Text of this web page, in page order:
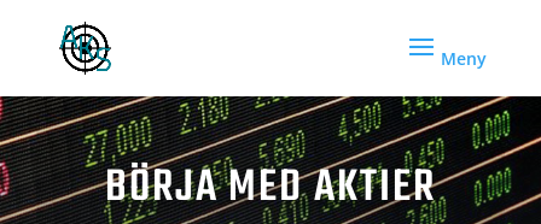
BÖRJA MED AKTIER